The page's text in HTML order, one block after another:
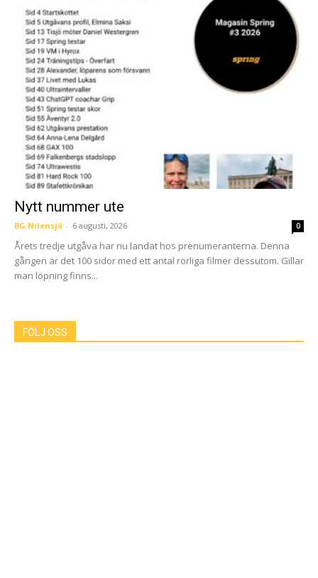
Nytt nummer ute
BG Nilensjö - 6 augusti, 2026 0
Årets tredje utgåva har nu landat hos prenumeranterna. Denna
gången är det 100 sidor med ett antal rörliga filmer dessutom. Gillar
man löpning finns...
FÖLJ OSS